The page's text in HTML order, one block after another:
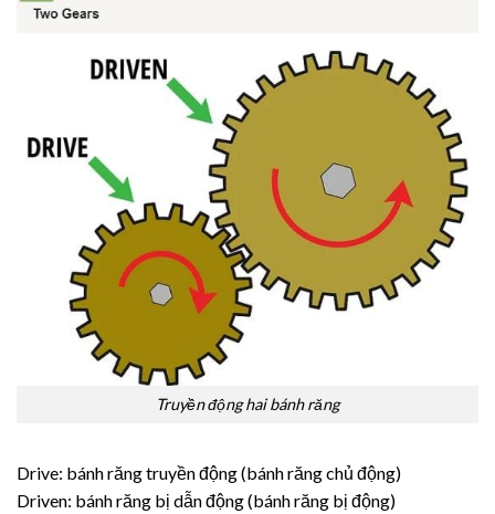
Truyền động hai bánh răng
Drive: bánh răng truyền động (bánh răng chủ động)
Driven: bánh răng bị dẫn động (bánh răng bị động)